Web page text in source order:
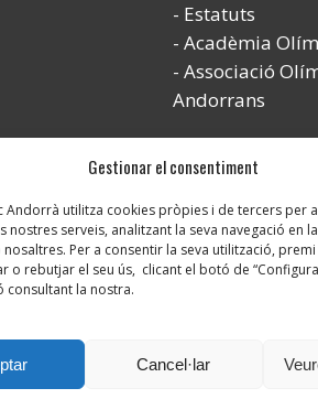
Gestionar el consentiment
Andorrà utilitza cookies pròpies i de tercers per
nostres serveis, analitzant la seva navegació en
Per a consentir la seva utilització,
o rebutjar el seu ús, clicant el botó de
consultant la nostra.
Cancel·lar
Estatuts
Acadèmia
Associació
Andorrans